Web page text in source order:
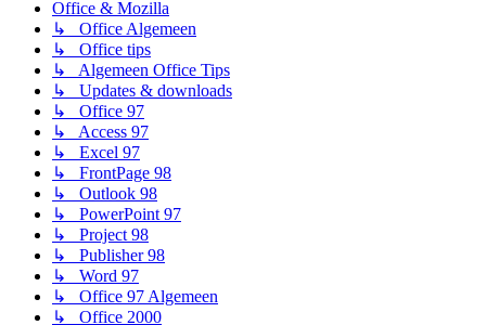
Office & Mozilla
↳ Office Algemeen
↳ Office tips
↳ Algemeen Office Tips
↳ Updates & downloads
↳ Office 97
↳ Access 97
↳ Excel 97
↳ FrontPage 98
↳ Outlook 98
↳ PowerPoint 97
↳ Project 98
↳ Publisher 98
↳ Word 97
↳ Office 97 Algemeen
↳ Office 2000